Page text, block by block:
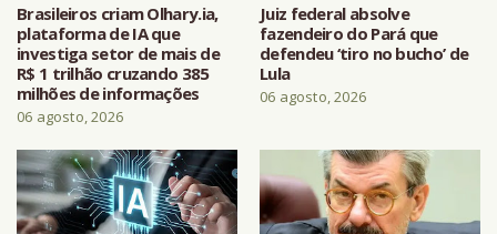
Brasileiros criam Olhary.ia,
plataforma de IA que
investiga setor de mais de
R$ 1 trilhão cruzando 385
milhões de informações
06 agosto, 2026
Juiz federal absolve
fazendeiro do Pará que
defendeu ‘tiro no bucho’ de
Lula
06 agosto, 2026